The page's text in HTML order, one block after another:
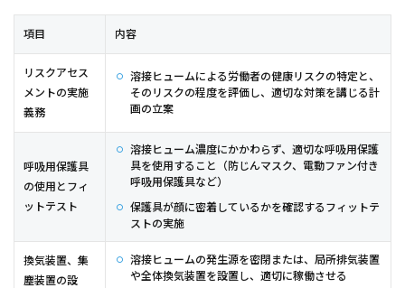
項目 内容
リスクアセス
メントの実施
義務
溶接ヒュームによる労働者の健康リスクの特定と、
そのリスクの程度を評価し、適切な対策を講じる計
画の立案
呼吸用保護具
の使用とフィ
ットテスト
溶接ヒューム濃度にかかわらず、適切な呼吸用保護
具を使用すること（防じんマスク、電動ファン付き
呼吸用保護具など）
保護具が顔に密着しているかを確認するフィットテ
ストの実施
換気装置、集
塵装置の設
溶接ヒュームの発生源を密閉または、局所排気装置
や全体換気装置を設置し、適切に稼働させる